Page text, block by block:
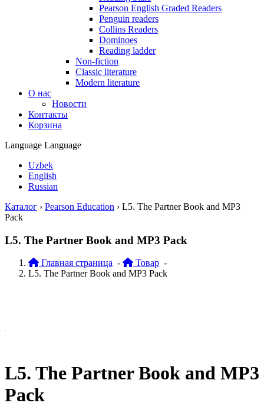
Pearson English Graded Readers
Penguin readers
Collins Readers
Dominoes
Reading ladder
Non-fiction
Classic literature
Modern literature
О нас
Новости
Контакты
Корзина
Language Language
Uzbek
English
Russian
Каталог › Pearson Education › L5. The Partner Book and MP3
Pack
L5. The Partner Book and MP3 Pack
Главная страница - Товар -
L5. The Partner Book and MP3 Pack
L5. The Partner Book and MP3
Pack